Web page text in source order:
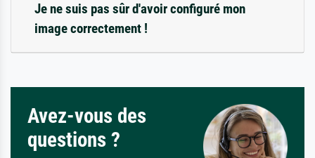
Je ne suis pas sûr d'avoir configuré mon
image correctement !
Avez-vous des
questions ?